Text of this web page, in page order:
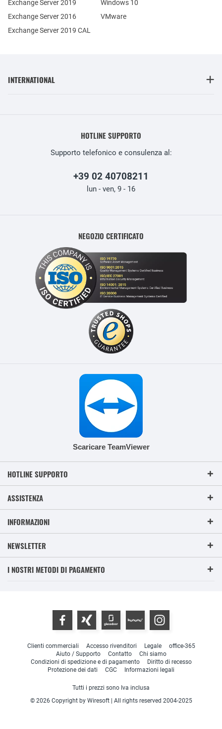
Exchange Server 2019
Exchange Server 2016
Exchange Server 2019 CAL
Windows 10
VMware
INTERNATIONAL
HOTLINE SUPPORTO
Supporto telefonico e consulenza al:
+39 02 40708211
lun - ven, 9 - 16
NEGOZIO CERTIFICATO
Scaricare TeamViewer
HOTLINE SUPPORTO
ASSISTENZA
INFORMAZIONI
NEWSLETTER
I NOSTRI METODI DI PAGAMENTO
Clienti commerciali Accesso rivenditori Legale
office-365
Aiuto / Supporto
Contatto
Chi siamo
Condizioni di spedizione e di pagamento
Diritto di recesso
Protezione dei dati
CGC Informazioni legali
Tutti i prezzi sono Iva inclusa
© 2026 Copyright by Wiresoft | All rights reserved 2004-2025